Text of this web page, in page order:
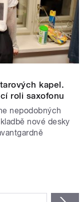
kapel.
roli saxofonu
nepodobných
nové desky